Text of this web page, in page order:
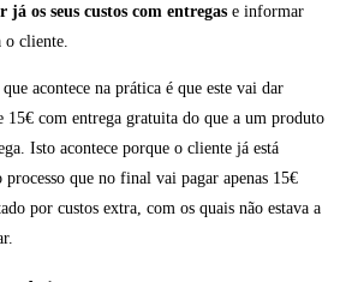
os seus custos com entregas e informar
o cliente.
acontece na prática é que este vai dar
15€ com entrega gratuita do que a um produto
Isto acontece porque o cliente já está
que no final vai pagar apenas 15€
por custos extra, com os quais não estava a